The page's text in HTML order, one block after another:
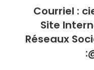
Courriel :
Site
Réseaux